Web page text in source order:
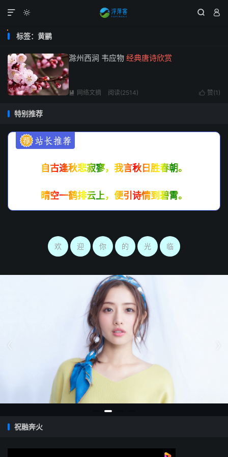

 

标签：黄鹂
滁州西涧 韦应物 经典唐诗欣赏
 网络文摘 阅读(2514)  赞(1 )
特别推荐
自古逢秋悲寂寥，我言秋日胜春朝。
晴空一鹤排云上，便引诗情到碧霄。
欢 迎 你 的 光 临

祝融奔火